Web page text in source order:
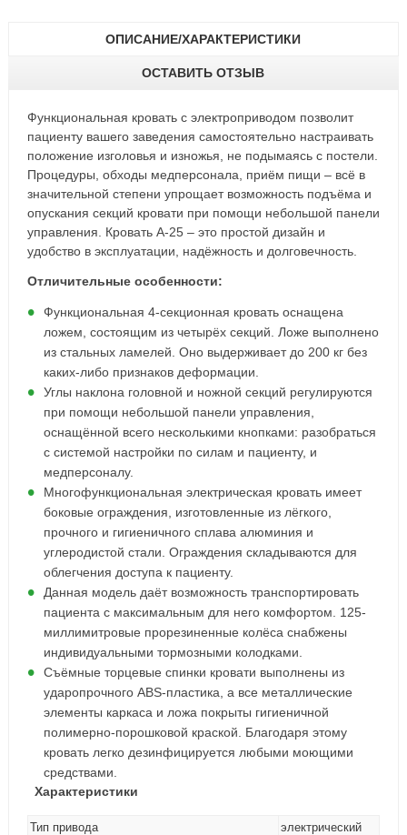
ОПИСАНИЕ/ХАРАКТЕРИСТИКИ
ОСТАВИТЬ ОТЗЫВ
Функциональная кровать с электроприводом позволит
пациенту вашего заведения самостоятельно настраивать
положение изголовья и изножья, не подымаясь с постели.
Процедуры, обходы медперсонала, приём пищи – всё в
значительной степени упрощает возможность подъёма и
опускания секций кровати при помощи небольшой панели
управления. Кровать A-25 – это простой дизайн и
удобство в эксплуатации, надёжность и долговечность.
Отличительные особенности:
Функциональная 4-секционная кровать оснащена
ложем, состоящим из четырёх секций. Ложе выполнено
из стальных ламелей. Оно выдерживает до 200 кг без
каких-либо признаков деформации.
Углы наклона головной и ножной секций регулируются
при помощи небольшой панели управления,
оснащённой всего несколькими кнопками: разобраться
с системой настройки по силам и пациенту, и
медперсоналу.
Многофункциональная электрическая кровать имеет
боковые ограждения, изготовленные из лёгкого,
прочного и гигиеничного сплава алюминия и
углеродистой стали. Ограждения складываются для
облегчения доступа к пациенту.
Данная модель даёт возможность транспортировать
пациента с максимальным для него комфортом. 125-
миллимитровые прорезиненные колёса снабжены
индивидуальными тормозными колодками.
Съёмные торцевые спинки кровати выполнены из
ударопрочного ABS-пластика, а все металлические
элементы каркаса и ложа покрыты гигиеничной
полимерно-порошковой краской. Благодаря этому
кровать легко дезинфицируется любыми моющими
средствами.
Характеристики
Тип привода
электрический